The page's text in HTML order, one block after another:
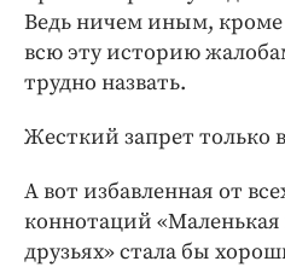
Ведь ничем иным, кроме
всю эту историю
трудно назвать.
Жесткий запрет только
А вот избавленная от
коннотаций
друзьях» стала бы